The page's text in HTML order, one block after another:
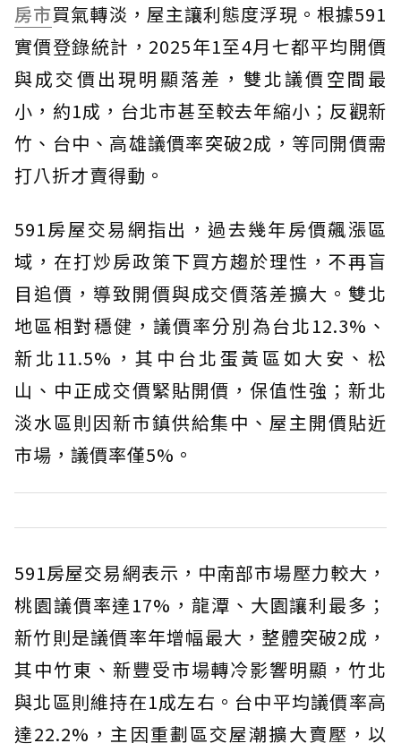
房市買氣轉淡，屋主讓利態度浮現。根據591
實價登錄統計，2025年1至4月七都平均開價
與成交價出現明顯落差，雙北議價空間最
小，約1成，台北市甚至較去年縮小；反觀新
竹、台中、高雄議價率突破2成，等同開價需
打八折才賣得動。
591房屋交易網指出，過去幾年房價飆漲區
域，在打炒房政策下買方趨於理性，不再盲
目追價，導致開價與成交價落差擴大。雙北
地區相對穩健，議價率分別為台北12.3%、
新北11.5%，其中台北蛋黃區如大安、松
山、中正成交價緊貼開價，保值性強；新北
淡水區則因新市鎮供給集中、屋主開價貼近
市場，議價率僅5%。
591房屋交易網表示，中南部市場壓力較大，
桃園議價率達17%，龍潭、大園讓利最多；
新竹則是議價率年增幅最大，整體突破2成，
其中竹東、新豐受市場轉冷影響明顯，竹北
與北區則維持在1成左右。台中平均議價率高
達22.2%，主因重劃區交屋潮擴大賣壓，以